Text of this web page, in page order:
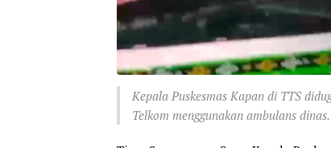
Kepala Puskesmas Kapan di TTS
Telkom menggunakan ambulans